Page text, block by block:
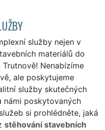
služby nejen v
materiálů do
Nenabízíme
ale poskytujeme
služby skutečných
námi poskytovaných
si prohlédněte, jaká
stěhování stavebních